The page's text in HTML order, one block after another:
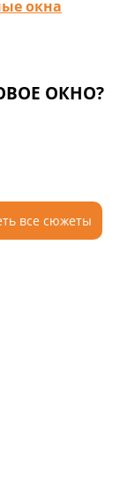
окна
ОКНО?
все сюжеты